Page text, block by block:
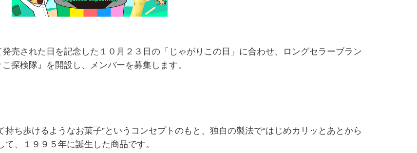
売された日を記念した１０月２３日の「じゃがりこの日」に合わせ、ロングセラーブラン
探検隊』を開設し、メンバーを募集します。
ち歩けるようなお菓子”というコンセプトのもと、独自の製法で“はじめカリッとあとから
、１９９５年に誕生した商品です。